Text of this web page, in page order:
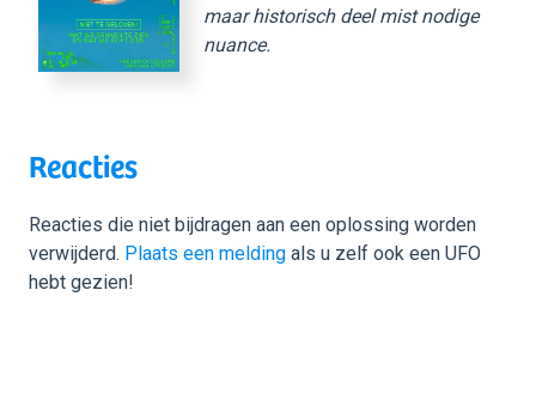
maar historisch deel mist nodige
nuance.
Reacties
Reacties die niet bijdragen aan een oplossing worden
verwijderd. Plaats een melding als u zelf ook een UFO
hebt gezien!